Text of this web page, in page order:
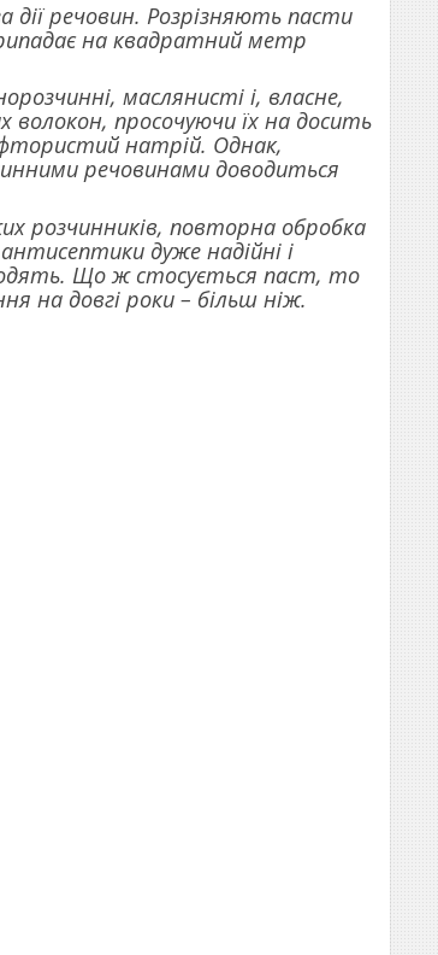
речовин. Розрізняють пасти
на квадратний метр
маслянисті і, власне,
волокон, просочуючи їх на досить
натрій. Однак,
речовинами доводиться
розчинників, повторна обробка
дуже надійні і
Що ж стосується паст, то
на довгі роки – більш ніж.